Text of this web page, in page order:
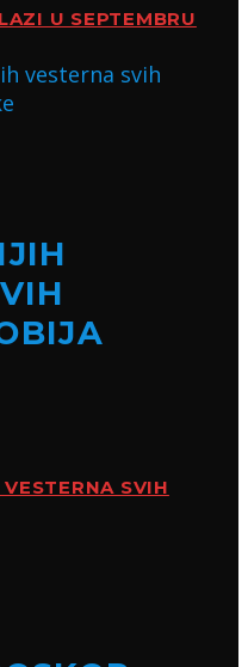
U SEPTEMBRU
SVIH